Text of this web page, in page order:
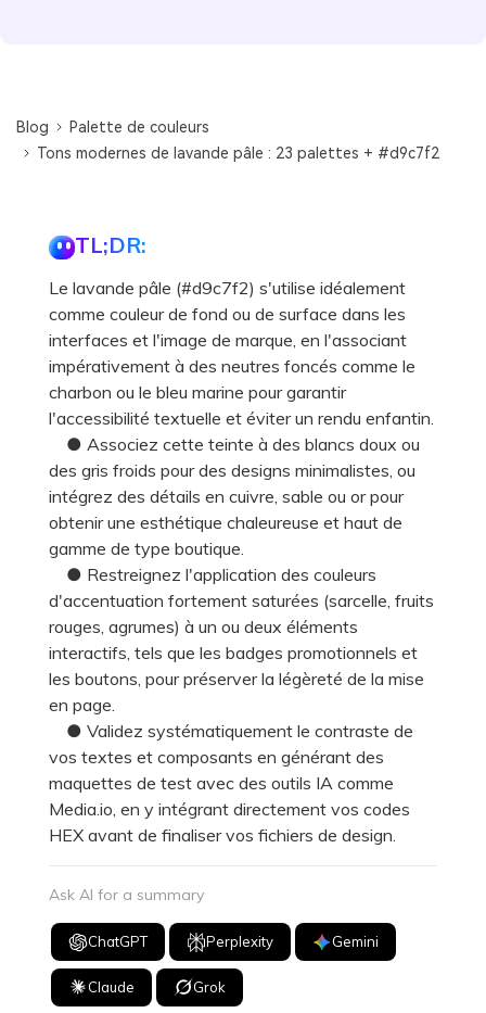
Blog
Palette de couleurs
Tons modernes de lavande pâle : 23 palettes + #d9c7f2
TL;DR:
Le lavande pâle (#d9c7f2) s'utilise idéalement
comme couleur de fond ou de surface dans les
interfaces et l'image de marque, en l'associant
impérativement à des neutres foncés comme le
charbon ou le bleu marine pour garantir
l'accessibilité textuelle et éviter un rendu enfantin.
● Associez cette teinte à des blancs doux ou
des gris froids pour des designs minimalistes, ou
intégrez des détails en cuivre, sable ou or pour
obtenir une esthétique chaleureuse et haut de
gamme de type boutique.
● Restreignez l'application des couleurs
d'accentuation fortement saturées (sarcelle, fruits
rouges, agrumes) à un ou deux éléments
interactifs, tels que les badges promotionnels et
les boutons, pour préserver la légèreté de la mise
en page.
● Validez systématiquement le contraste de
vos textes et composants en générant des
maquettes de test avec des outils IA comme
Media.io, en y intégrant directement vos codes
HEX avant de finaliser vos fichiers de design.
Ask AI for a summary
ChatGPT Perplexity Gemini
Claude Grok